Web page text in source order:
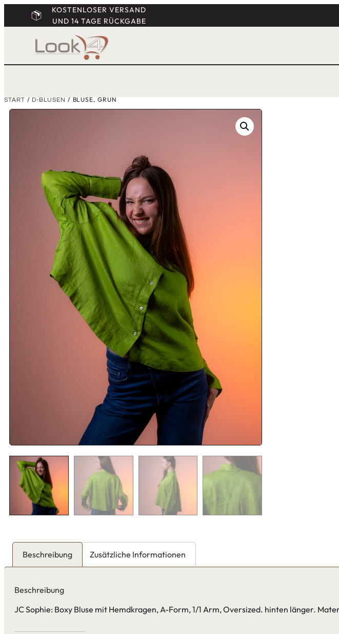
KOSTENLOSER VERSAND
UND 14 TAGE RÜCKGABE
START / D-BLUSEN / BLUSE, GRÜN
Beschreibung Zusätzliche Informationen
Beschreibung
JC Sophie: Boxy Bluse mit Hemdkragen, A-Form, 1/1 Arm, Oversized. hinten länger.